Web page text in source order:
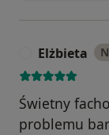
Elżbieta
Świetny
problemu